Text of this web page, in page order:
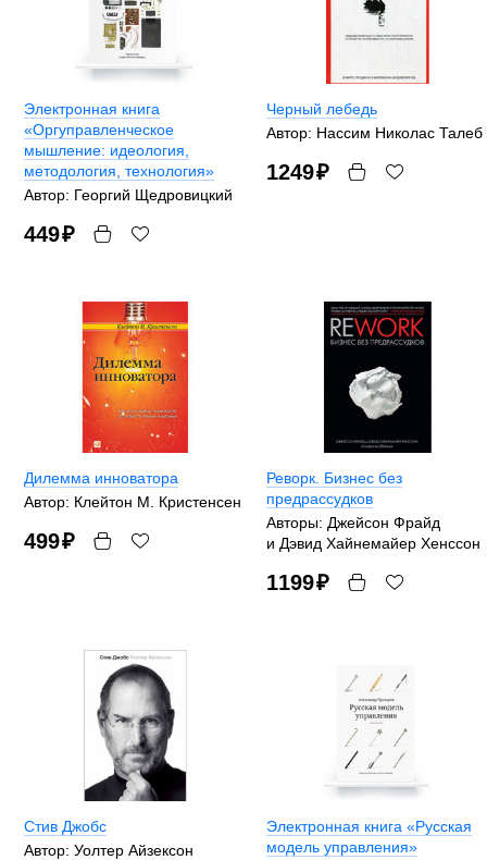
Электронная книга
«Оргуправленческое
мышление: идеология,
методология, технология»
Автор: Георгий Щедровицкий
449₽
Черный лебедь
Автор: Нассим Николас Талеб
1249₽
Дилемма инноватора
Автор: Клейтон М. Кристенсен
499₽
Реворк. Бизнес без
предрассудков
Авторы: Джейсон Фрайд
и Дэвид Хайнемайер Хенссон
1199₽
Стив Джобс
Автор: Уолтер Айзексон
Электронная книга «Русская
модель управления»